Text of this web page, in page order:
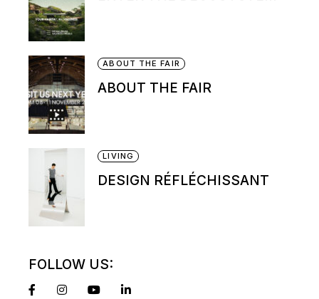
ABOUT THE FAIR
ABOUT THE FAIR
LIVING
DESIGN RÉFLÉCHISSANT
FOLLOW US: